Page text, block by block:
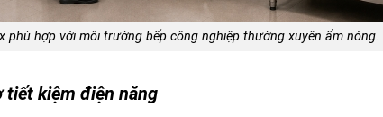
phù hợp với môi trường bếp công nghiệp thường xuyên ẩm nóng.
tiết kiệm điện năng